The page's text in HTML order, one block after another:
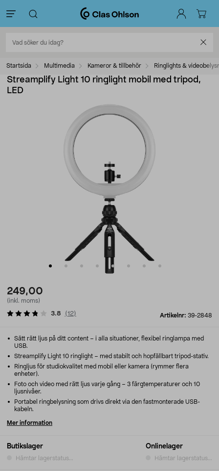
Startsida Multimedia Kameror & tillbehör Ringlights &
Streamplify Light 10 ringlight mobil med tripod,
LED
249,00
(inkl. moms)
Artikelnr: 39-2848
3.8 (12)
Butikslager
Hämtar lagerstatus...
Onlinelager
Hämtar lagerstatus...
Sätt rätt ljus på ditt content – i alla situationer, flexibel ringlampa med
USB.
Streamplify Light 10 ringlight – med stabilt och hopfällbart tripod-stativ.
Ringljus för studiokvalitet med mobil eller kamera (rymmer flera
enheter).
Foto och video med rätt ljus varje gång – 3 färgtemperaturer och 10
ljusnivåer.
Portabel ringbelysning som drivs direkt via den fastmonterade USB-
kabeln.
Mer information